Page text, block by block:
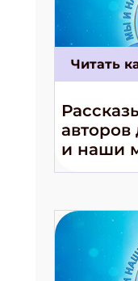
Читать
и наши